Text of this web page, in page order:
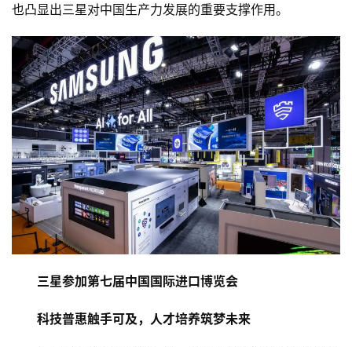
也凸显出三星对中国生产力发展的重要支撑作用。
三星参加第七届中国国际进口博览会
科技普惠触手可及，人才培养筑梦未来